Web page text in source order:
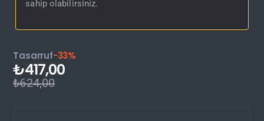
sahip olabilirsiniz.
Tasarruf-33%
₺417,00
₺624,00